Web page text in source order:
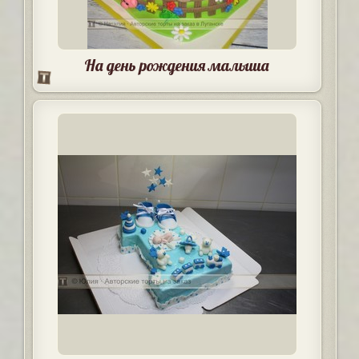
На день рождения малыша